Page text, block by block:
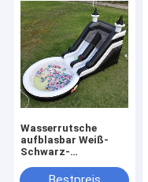
Wasserrutsche
aufblasbar Weiß-
Schwarz-
Kinderrutsche mit